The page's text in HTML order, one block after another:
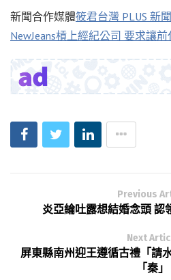
新聞合作媒體筱君台灣 PLUS 新
NewJeans槓上經紀公司 要求讓
Previous
炎亞綸吐露想結婚念頭 認
Next
屏東縣南州迎王遵循古禮「請
「秦」